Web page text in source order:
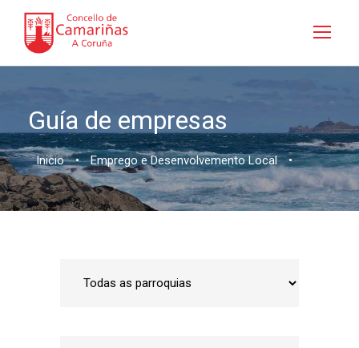
Guía de empresas
Inicio • Emprego e Desenvolvemento Local •